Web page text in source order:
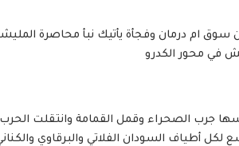
سوق ام درمان وفجأة يأتيك نبأ محاصرة
في محور الكدرو
الصحراء وقمل القمامة وانتقلت الحرب
لكل أطياف السودان الفلاتي والبرقاوي